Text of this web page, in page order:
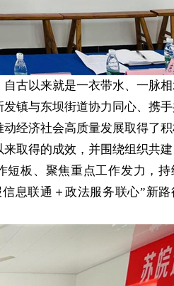
古以来就是一衣带水、一脉
镇与东坝街道协力同心、携
经济社会高质量发展取得了积
取得的成效，并围绕组织共
板、聚焦重点工作发力，持
息联通＋政法服务联心”新路